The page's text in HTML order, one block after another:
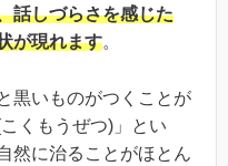
話しづらさを感じた
が現れます。
黒いものがつくことが
こくもうぜつ) 」とい
然に治ることがほとん